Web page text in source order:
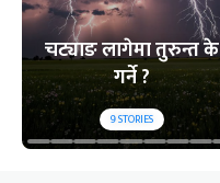
चट्याङ लागेमा तुरुन्त के
गर्ने ?
9STORIES